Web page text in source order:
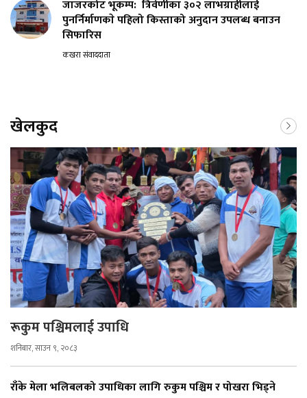
जाजरकोट भूकम्प: त्रिवेणीका ३०२ लाभग्राहीलाई
पुनर्निर्माणकाे पहिलो किस्ताको अनुदान उपलब्ध बनाउन
सिफारिस
कखरा संवाददाता
खेलकुद
रूकुम पश्चिमलाई उपाधि
शनिबार, साउन ९, २०८३
राँके मेला भलिबलको उपाधिका लागि रुकुम पश्चिम र पोखरा भिड्ने